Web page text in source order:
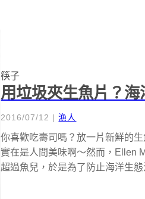
筷子
用垃圾夾生魚片？
2016/07/12 |漁人
你喜歡吃壽司嗎？放一片新鮮的
實在是人間美味啊～然而，Ellen
超過魚兒，於是為了防止海洋生